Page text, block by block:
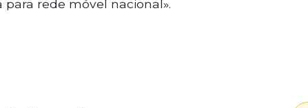
para rede móvel nacional».